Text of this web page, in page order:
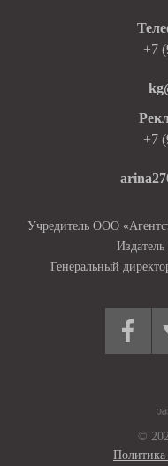
+7
+7
Учредитель ООО
Генеральный
©
Политика